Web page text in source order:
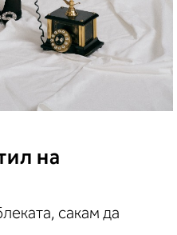
на
сакам да